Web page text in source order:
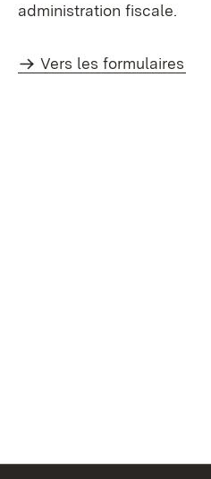
administration fiscale.
Vers les formulaires